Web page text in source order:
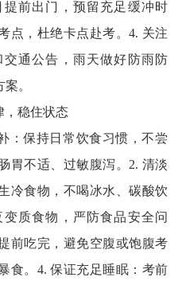
前出门，预留充足缓冲时
点，杜绝卡点赴考。4. 关注
通公告，雨天做好防雨防
。
，稳住状态
：保持日常饮食习惯，不尝
胃不适、过敏腹泻。2. 清淡
冷食物，不喝冰水、碳酸饮
质食物，严防食品安全问
前吃完，避免空腹或饱腹考
食。4. 保证充足睡眠：考前